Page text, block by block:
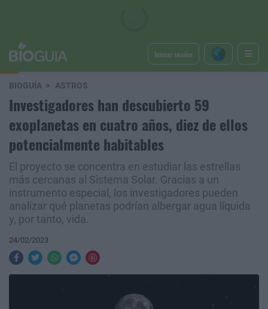
Iniciar sesión
BIOGUÍA ASTROS
Investigadores han descubierto 59
exoplanetas en cuatro años, diez de ellos
potencialmente habitables
El proyecto se concentra en estudiar las estrellas
más cercanas al Sistema Solar. Gracias a un
instrumento especial, los investigadores pueden
analizar qué planetas podrían albergar agua líquida
y, por tanto, vida.
24/02/2023